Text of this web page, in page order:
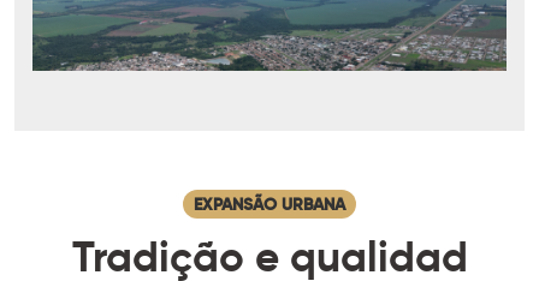
EXPANSÃO URBANA
Tradição e qualidad